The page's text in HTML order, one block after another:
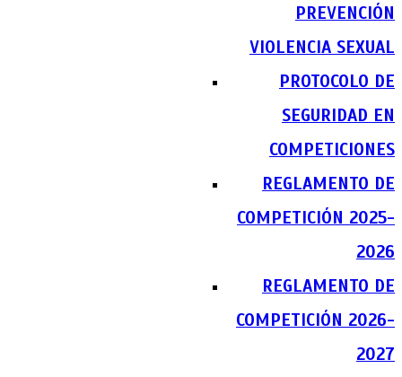
PREVENCIÓN
VIOLENCIA SEXUAL
PROTOCOLO DE
SEGURIDAD EN
COMPETICIONES
REGLAMENTO DE
COMPETICIÓN 2025-
2026
REGLAMENTO DE
COMPETICIÓN 2026-
2027